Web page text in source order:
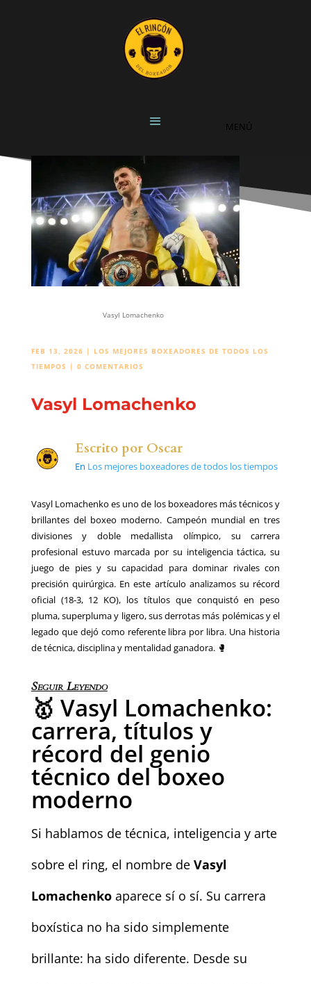
Vasyl Lomachenko
FEB 13, 2026 | LOS MEJORES BOXEADORES DE TODOS LOS
TIEMPOS | 0 COMENTARIOS
Vasyl Lomachenko
Escrito por Oscar
En Los mejores boxeadores de todos los tiempos
Vasyl Lomachenko es uno de los boxeadores más técnicos y
brillantes del boxeo moderno. Campeón mundial en tres
divisiones y doble medallista olímpico, su carrera
profesional estuvo marcada por su inteligencia táctica, su
juego de pies y su capacidad para dominar rivales con
precisión quirúrgica. En este artículo analizamos su récord
oficial (18-3, 12 KO), los títulos que conquistó en peso
pluma, superpluma y ligero, sus derrotas más polémicas y el
legado que dejó como referente libra por libra. Una historia
de técnica, disciplina y mentalidad ganadora. 🥊
Seguir Leyendo
🥇 Vasyl Lomachenko:
carrera, títulos y
récord del genio
técnico del boxeo
moderno
Si hablamos de técnica, inteligencia y arte
sobre el ring, el nombre de Vasyl
Lomachenkoaparece sí o sí. Su carrera
boxística no ha sido simplemente
brillante: ha sido diferente. Desde su